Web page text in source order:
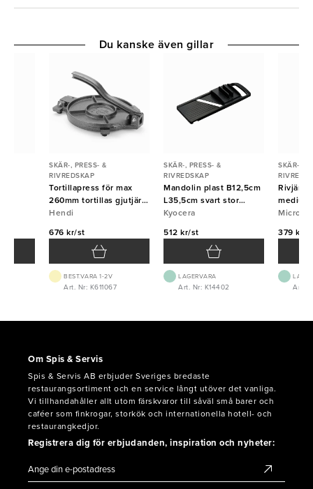
SKÄR-, PRESS- &
RIVREDSKAP
Tortillapress för max
260mm tortillas gjutjärn
Hendi
Hendi
676 kr/st
BEST.VARA 1-2V
Art. Nr: K611067
SKÄR-, PRESS- &
RIVREDSKAP
Mandolin plast B12,5cm
L35,5cm svart stor
Kyocera
Kyocera
512 kr/st
LAGERVARA
Art. Nr: K14402
SKÄR-,
Rivjärn
medium
379 kr/
Art.
Du kanske även gillar
Om Spis & Servis
Spis & Servis AB erbjuder Sveriges bredaste
restaurangsortiment och en service långt utöver det vanliga.
Vi tillhandahåller allt utom färskvaror till såväl små barer och
caféer som finkrogar, storkök och internationella hotell- och
restaurangkedjor.
Registrera dig för erbjudanden, inspiration och nyheter: